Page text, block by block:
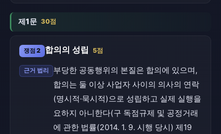
제1문 30점
쟁점 2 합의의 성립 5점
근거 법리
부당한 공동행위의 본질은 합의에 있으며,
합의는 둘 이상 사업자 사이의 의사의 연락
(명시적·묵시적)으로 성립하고 실제 실행을
요하지 아니한다(구 독점규제 및 공정거래
에 관한 법률(2014. 1. 9. 시행 당시) 제19